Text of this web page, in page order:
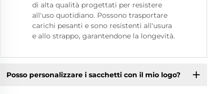
di alta qualità progettati per resistere
all'uso quotidiano. Possono trasportare
carichi pesanti e sono resistenti all'usura
e allo strappo, garantendone la longevità.
Posso personalizzare i sacchetti con il mio logo?